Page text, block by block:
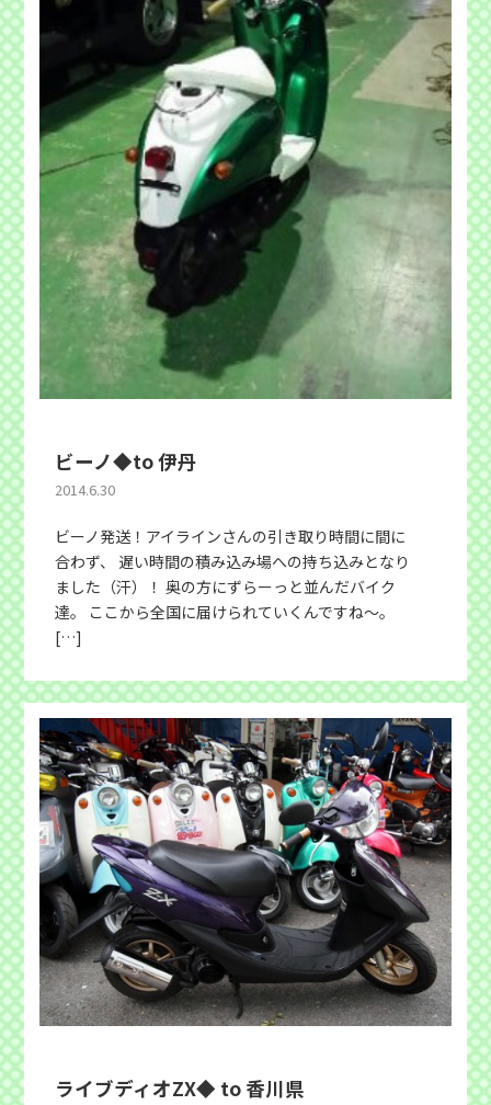
ビーノ◆to 伊丹
2014.6.30
ビーノ発送！アイラインさんの引き取り時間に間に
合わず、 遅い時間の積み込み場への持ち込みとなり
ました（汗）！ 奥の方にずらーっと並んだバイク
達。 ここから全国に届けられていくんですね〜。
[…]
ライブディオZX◆ to 香川県